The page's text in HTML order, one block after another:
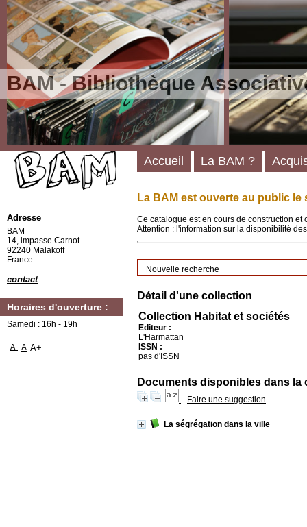
BAM - Bibliothèque
La BAM est ouverte au public le
Ce catalogue est en cours de construction
Attention : l'information sur la disponibilité
Nouvelle recherche
Détail d'une collection
Collection Habitat et sociétés
Editeur :
L'Harmattan
ISSN :
pas d'ISSN
Documents disponibles dans la
Faire une suggestion
La ségrégation dans la ville
Accueil La BAM ?
Adresse
BAM
14, impasse Carnot
92240 Malakoff
France
contact
Horaires d'ouverture :
Samedi : 16h - 19h
A- A A+